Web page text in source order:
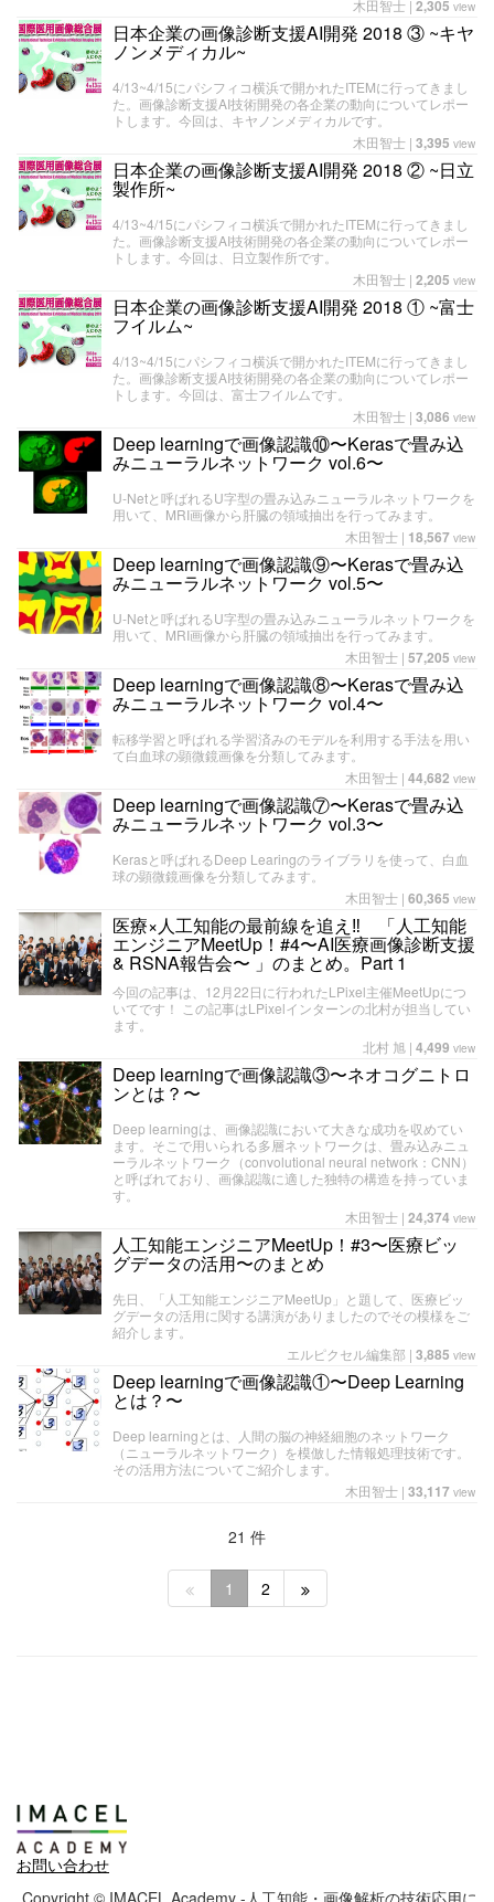
木田智士 | 2,305 view
日本企業の画像診断支援AI開発 2018 ③ ~キヤ
ノンメディカル~
4/13~4/15にパシフィコ横浜で開かれたITEMに行ってきまし
た。画像診断支援AI技術開発の各企業の動向についてレポー
トします。今回は、キヤノンメディカルです。
木田智士 | 3,395 view
日本企業の画像診断支援AI開発 2018 ② ~日立
製作所~
4/13~4/15にパシフィコ横浜で開かれたITEMに行ってきまし
た。画像診断支援AI技術開発の各企業の動向についてレポー
トします。今回は、日立製作所です。
木田智士 | 2,205 view
日本企業の画像診断支援AI開発 2018 ① ~富士
フイルム~
4/13~4/15にパシフィコ横浜で開かれたITEMに行ってきまし
た。画像診断支援AI技術開発の各企業の動向についてレポー
トします。今回は、富士フイルムです。
木田智士 | 3,086 view
Deep learningで画像認識⑩〜Kerasで畳み込
みニューラルネットワーク vol.6〜
U-Netと呼ばれるU字型の畳み込みニューラルネットワークを
用いて、MRI画像から肝臓の領域抽出を行ってみます。
木田智士 | 18,567 view
Deep learningで画像認識⑨〜Kerasで畳み込
みニューラルネットワーク vol.5〜
U-Netと呼ばれるU字型の畳み込みニューラルネットワークを
用いて、MRI画像から肝臓の領域抽出を行ってみます。
木田智士 | 57,205 view
Deep learningで画像認識⑧〜Kerasで畳み込
みニューラルネットワーク vol.4〜
転移学習と呼ばれる学習済みのモデルを利用する手法を用い
て白血球の顕微鏡画像を分類してみます。
木田智士 | 44,682 view
Deep learningで画像認識⑦〜Kerasで畳み込
みニューラルネットワーク vol.3〜
Kerasと呼ばれるDeep Learingのライブラリを使って、白血
球の顕微鏡画像を分類してみます。
木田智士 | 60,365 view
医療×人工知能の最前線を追え‼ 「人工知能
エンジニアMeetUp！#4〜AI医療画像診断支援
& RSNA報告会〜 」のまとめ。Part 1
今回の記事は、12月22日に行われたLPixel主催MeetUpにつ
いてです！ この記事はLPixelインターンの北村が担当してい
ます。
北村 旭 | 4,499 view
Deep learningで画像認識③〜ネオコグニトロ
ンとは？〜
Deep learningは、画像認識において大きな成功を収めてい
ます。そこで用いられる多層ネットワークは、畳み込みニュ
ーラルネットワーク（convolutional neural network：CNN）
と呼ばれており、画像認識に適した独特の構造を持っていま
す。
木田智士 | 24,374 view
人工知能エンジニアMeetUp！#3〜医療ビッ
グデータの活用〜のまとめ
先日、「人工知能エンジニアMeetUp」と題して、医療ビッ
グデータの活用に関する講演がありましたのでその模様をご
紹介します。
エルピクセル編集部 | 3,885 view
Deep learningで画像認識①〜Deep Learning
とは？〜
Deep learningとは、人間の脳の神経細胞のネットワーク
（ニューラルネットワーク）を模倣した情報処理技術です。
その活用方法についてご紹介します。
木田智士 | 33,117 view
21 件
1 2
お問い合わせ